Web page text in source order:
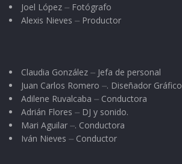
Joel López ⏤ Fotógrafo
Alexis Nieves ⏤ Productor
Claudia González ⏤ Jefa de personal
Juan Carlos Romero ⏤. Diseñador Gráfico
Adilene Ruvalcaba ⏤ Conductora
Adrián Flores ⏤ DJ y sonido.
Mari Aguilar ⏤. Conductora
Iván Nieves ⏤ Conductor